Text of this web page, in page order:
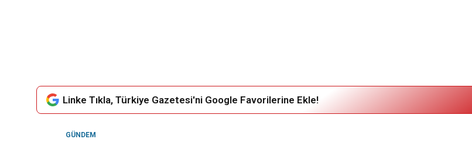
Linke Tıkla, Türkiye Gazetesi'ni Google Favorilerine Ekle!
GÜNDEM